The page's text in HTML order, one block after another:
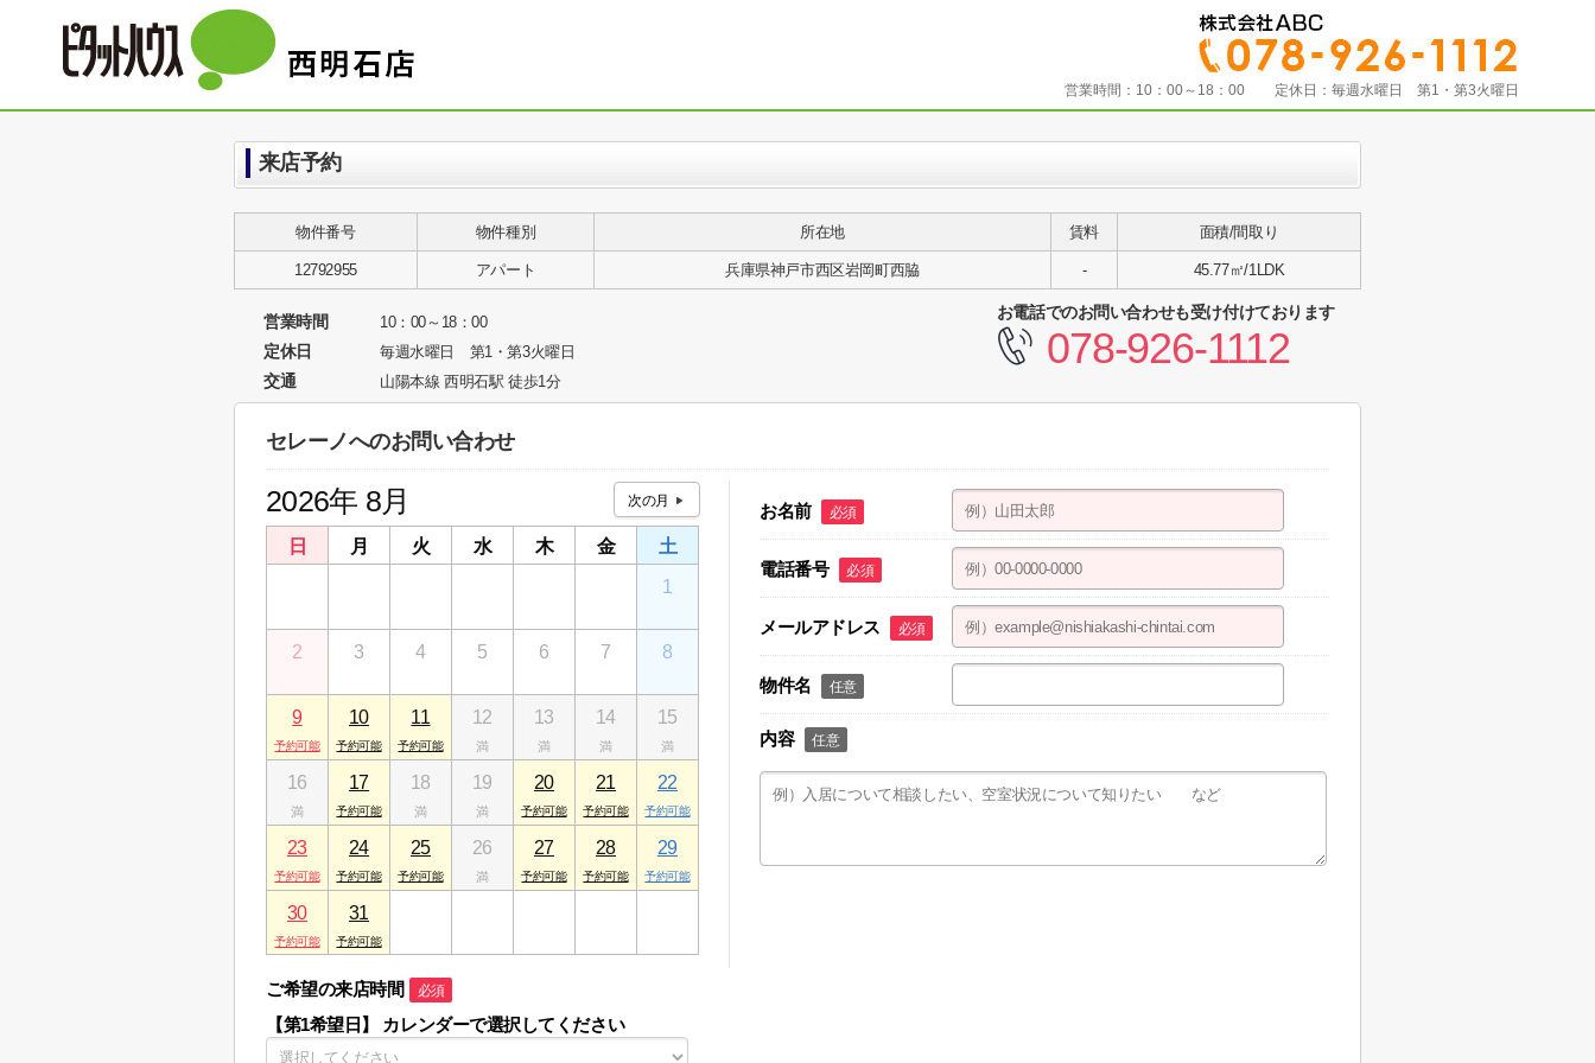
営業時間： 10：00～18：00 定休日： 毎週水曜日 第1・第3火曜日
来店予約
物件番号 物件種別 所在地 賃料 面積/間取り
12792955 アパート 兵庫県神戸市西区岩岡町西脇 - 45.77㎡/1LDK
営業時間 10：00～18：00
定休日 毎週水曜日 第1・第3火曜日
交通 山陽本線 西明石駅 徒歩1分
お電話でのお問い合わせも受け付けております
078-926-1112
セレーノへのお問い合わせ
2026年 8月
日 月 火 水 木 金
土
1
2 3 4 5 6 7 8
9 10 11 12 13 14 15
16 17 18 19 20 21 22
23 24 25 26 27 28 29
30 31
ご希望の来店時間 必須
【第1希望日】 カレンダーで選択してください
お名前 必須
電話番号 必須
メールアドレス 必須
物件名 任意
内容 任意